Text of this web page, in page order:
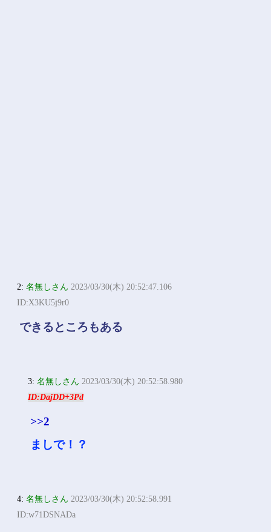
2:名無しさん 2023/03/30(木) 20:52:47.106
ID:X3KU5j9r0
できるところもある
3:名無しさん 2023/03/30(木) 20:52:58.980
ID:DajDD+3Pd
>>2
ましで！？
4:名無しさん 2023/03/30(木) 20:52:58.991
ID:w71DSNADa